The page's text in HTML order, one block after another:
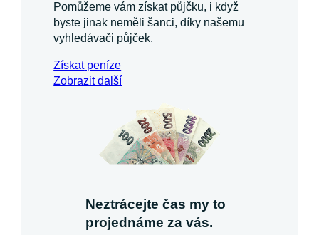
Pomůžeme vám získat půjčku, i když
byste jinak neměli šanci, díky našemu
vyhledávači půjček.
Získatpeníze
Zobrazit další
Neztrácejte čas my to
projednáme za vás.